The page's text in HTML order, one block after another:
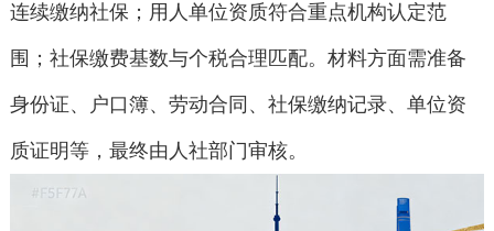
连续缴纳社保；用人单位资质符合重点机构认定范
围；社保缴费基数与个税合理匹配。材料方面需准备
身份证、户口簿、劳动合同、社保缴纳记录、单位资
质证明等，最终由人社部门审核。